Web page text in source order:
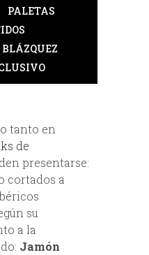
PALETAS
tanto en
de
presentarse:
cortados a
su
a la
Jamón